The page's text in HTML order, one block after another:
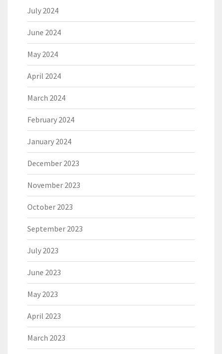
July 2024
June 2024
May 2024
April 2024
March 2024
February 2024
January 2024
December 2023
November 2023
October 2023
September 2023
July 2023
June 2023
May 2023
April 2023
March 2023